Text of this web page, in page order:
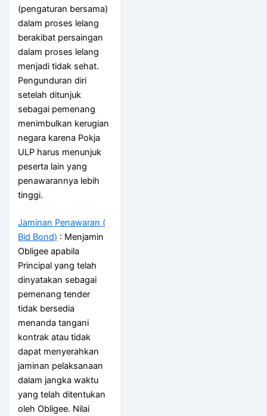
(pengaturan bersama)
dalam proses lelang
berakibat persaingan
dalam proses lelang
menjadi tidak sehat.
Pengunduran diri
setelah ditunjuk
sebagai pemenang
menimbulkan kerugian
negara karena Pokja
ULP harus menunjuk
peserta lain yang
penawarannya lebih
tinggi.
Jaminan Penawaran (
Bid Bond) : Menjamin
Obligee apabila
Principal yang telah
dinyatakan sebagai
pemenang tender
tidak bersedia
menanda tangani
kontrak atau tidak
dapat menyerahkan
jaminan pelaksanaan
dalam jangka waktu
yang telah ditentukan
oleh Obligee. Nilai